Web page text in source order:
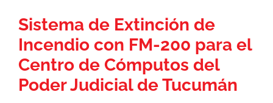
Novedades
Contacto
Sistema de Extinción de
Incendio con FM-200 para el
Centro de Cómputos del
Poder Judicial de Tucumán